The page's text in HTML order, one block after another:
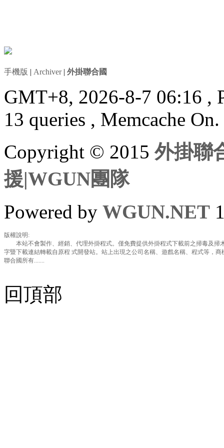
手機版 | Archiver| 外掛聯合國
GMT+8, 2026-8-7 06:16 ,
13 queries , Memcache On.
Copyright © 2015外掛聯
援|WGUN團隊
Powered by WGUN.NET
版權說明:
本站不會製作、經銷、代理外掛程式。僅免費提供外掛程式下載前之掃毒及掃
字暨下載連結轉載自原程 式開發站。站上出現之公司名稱、遊戲名稱、程式等，
聯合國所有.......
回頂部